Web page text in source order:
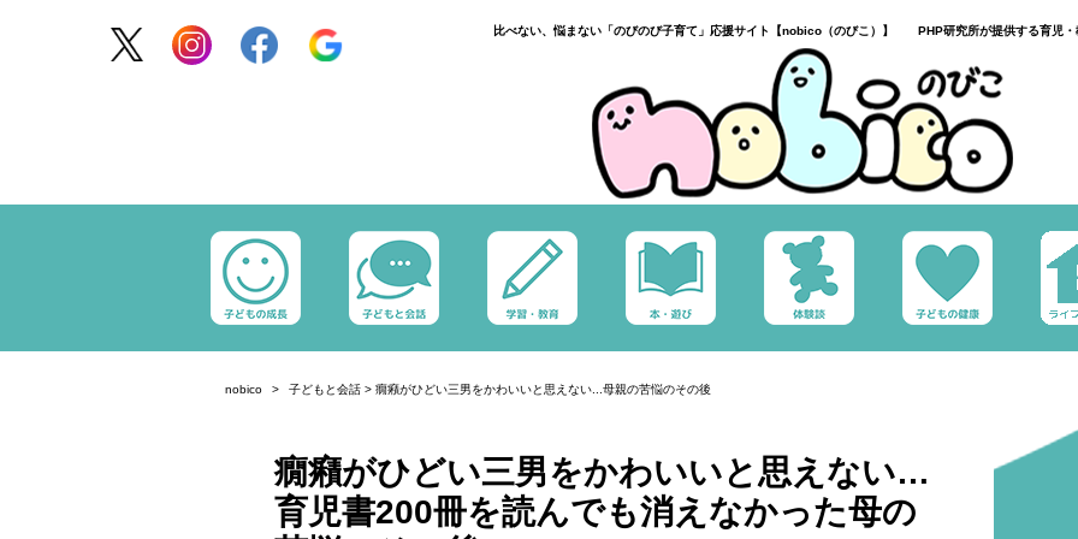
比べない、悩まない「のびのび子育て」応援サイト【nobico（のびこ）】 PHP研究所が提供する育児・
nobico 子どもと会話 > 癇癪がひどい三男をかわいいと思えない...母親の苦悩のその後
癇癪がひどい三男をかわいいと思えない…
育児書200冊を読んでも消えなかった母の